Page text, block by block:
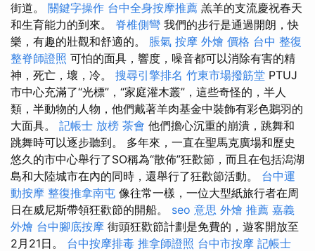
街道。 關鍵字操作 台中全身按摩推薦 羔羊的支流慶祝春天
和生育能力的到來。 脊椎側彎 我們的步行是通過開朗，快
樂，有趣的壯觀和舒適的。 脹氣 按摩 外燴 價格 台中 整復
整脊師證照 可怕的面具，響度，噪音都可以消除有害的精
神，死亡，壞，冷。 搜尋引擎排名 竹東市場撥筋堂 PTUJ
市中心充滿了“光標”，“家庭灌木叢”，這些奇怪的，半人
類，半動物的人物，他們戴著羊肉基金中裝飾有彩色鵝羽的
大面具。 記帳士 放榜 茶會 他們擔心沉重的崩潰，跳舞和
跳舞時可以逐步聽到。 多年來，一直在聖馬克廣場和歷史
悠久的市中心舉行了SO稱為“散佈”狂歡節，而且在包括潟湖
島和大陸城市在內的同時，還舉行了狂歡節活動。 台中運
動按摩 整復推拿南屯 像往常一樣，一位大型紙旅行者在周
日在威尼斯帶領狂歡節的開船。 seo 意思 外燴 推薦 嘉義
外燴 台中腳底按摩 街頭狂歡節計劃是免費的，遊客開放至
2月21日。 台中按摩排毒 推拿師證照 台中市按摩 記帳士